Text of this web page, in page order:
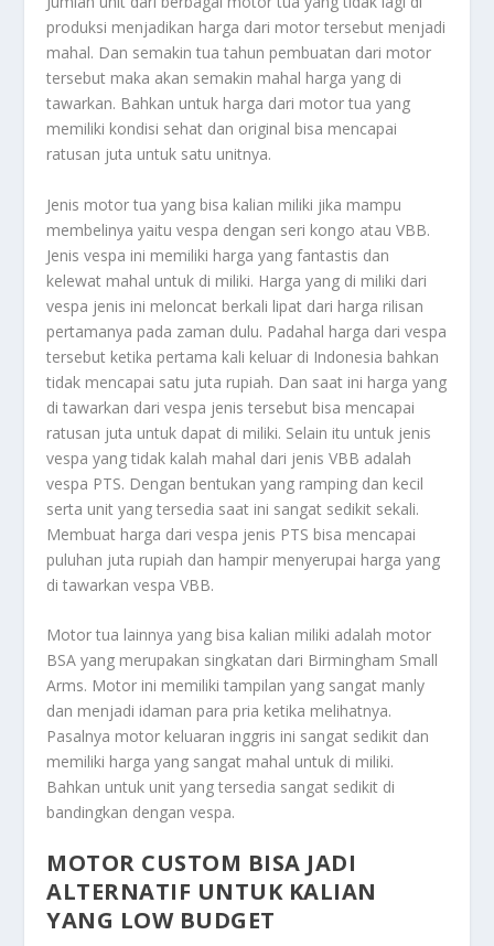
produksi menjadikan harga dari motor tersebut menjadi
mahal. Dan semakin tua tahun pembuatan dari motor
tersebut maka akan semakin mahal harga yang di
tawarkan. Bahkan untuk harga dari motor tua yang
memiliki kondisi sehat dan original bisa mencapai
ratusan juta untuk satu unitnya.
Jenis motor tua yang bisa kalian miliki jika mampu
membelinya yaitu vespa dengan seri kongo atau VBB.
Jenis vespa ini memiliki harga yang fantastis dan
kelewat mahal untuk di miliki. Harga yang di miliki dari
vespa jenis ini meloncat berkali lipat dari harga rilisan
pertamanya pada zaman dulu. Padahal harga dari vespa
tersebut ketika pertama kali keluar di Indonesia bahkan
tidak mencapai satu juta rupiah. Dan saat ini harga yang
di tawarkan dari vespa jenis tersebut bisa mencapai
ratusan juta untuk dapat di miliki. Selain itu untuk jenis
vespa yang tidak kalah mahal dari jenis VBB adalah
vespa PTS. Dengan bentukan yang ramping dan kecil
serta unit yang tersedia saat ini sangat sedikit sekali.
Membuat harga dari vespa jenis PTS bisa mencapai
puluhan juta rupiah dan hampir menyerupai harga yang
di tawarkan vespa VBB.
Motor tua lainnya yang bisa kalian miliki adalah motor
BSA yang merupakan singkatan dari Birmingham Small
Arms. Motor ini memiliki tampilan yang sangat manly
dan menjadi idaman para pria ketika melihatnya.
Pasalnya motor keluaran inggris ini sangat sedikit dan
memiliki harga yang sangat mahal untuk di miliki.
Bahkan untuk unit yang tersedia sangat sedikit di
bandingkan dengan vespa.
MOTOR CUSTOM BISA JADI
ALTERNATIF UNTUK KALIAN
YANG LOW BUDGET